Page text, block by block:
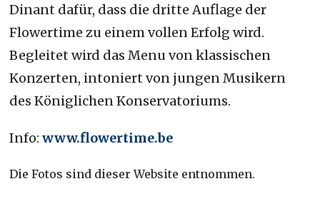
Dinant dafür, dass die dritte Auflage der
Flowertime zu einem vollen Erfolg wird.
Begleitet wird das Menu von klassischen
Konzerten, intoniert von jungen Musikern
des Königlichen Konservatoriums.
Info:www.flowertime.be
Die Fotos sind dieser Website entnommen.